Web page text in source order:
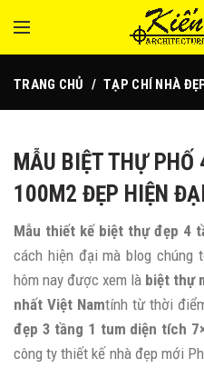
TRANG CHỦ TẠP CHÍ NHÀ
MẪU BIỆT THỰ PHỐ
100M2 ĐẸP HIỆN ĐẠI
Mẫu thiết kế biệt thự đẹp 4
cách hiện đại mà blog chúng
hôm nay được xem là biệt thự
nhất Việt Namtính từ thời
đẹp 3 tầng 1 tum diện tích
công ty thiết kế nhà đẹp mới